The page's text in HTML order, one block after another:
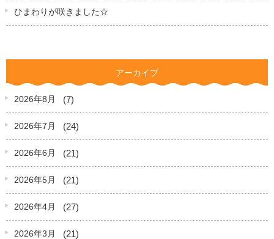
ひまわりが咲きました☆
アーカイブ
2026年8月 (7)
2026年7月 (24)
2026年6月 (21)
2026年5月 (21)
2026年4月 (27)
2026年3月 (21)